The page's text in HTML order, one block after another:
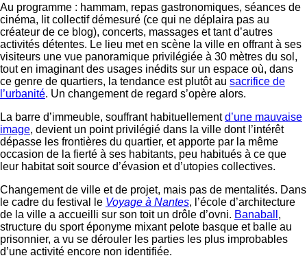
Au programme : hammam, repas gastronomiques, séances de
cinéma, lit collectif démesuré (ce qui ne déplaira pas au
créateur de ce blog), concerts, massages et tant d’autres
activités détentes. Le lieu met en scène la ville en offrant à ses
visiteurs une vue panoramique privilégiée à 30 mètres du sol,
tout en imaginant des usages inédits sur un espace où, dans
ce genre de quartiers, la tendance est plutôt au sacrifice de
l’urbanité. Un changement de regard s’opère alors.
La barre d’immeuble, souffrant habituellementd’une mauvaise
image, devient un point privilégié dans la ville dont l’intérêt
dépasse les frontières du quartier, et apporte par la même
occasion de la fierté à ses habitants, peu habitués à ce que
leur habitat soit source d’évasion et d’utopies collectives.
Changement de ville et de projet, mais pas de mentalités. Dans
le cadre du festival le Voyage à Nantes, l’école d’architecture
de la ville a accueilli sur son toit un drôle d’ovni. Banaball ,
structure du sport éponyme mixant pelote basque et balle au
prisonnier, a vu se dérouler les parties les plus improbables
d’une activité encore non identifiée.